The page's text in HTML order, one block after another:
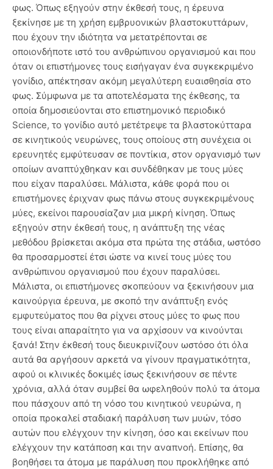
φως. Όπως εξηγούν στην έκθεσή τους, η έρευνα
ξεκίνησε με τη χρήση εμβρυονικών βλαστοκυττάρων,
που έχουν την ιδιότητα να μετατρέπονται σε
οποιονδήποτε ιστό του ανθρώπινου οργανισμού και που
όταν οι επιστήμονες τους εισήγαγαν ένα συγκεκριμένο
γονίδιο, απέκτησαν ακόμη μεγαλύτερη ευαισθησία στο
φως. Σύμφωνα με τα αποτελέσματα της έκθεσης, τα
οποία δημοσιεύονται στο επιστημονικό περιοδικό
Science, το γονίδιο αυτό μετέτρεψε τα βλαστοκύτταρα
σε κινητικούς νευρώνες, τους οποίους στη συνέχεια οι
ερευνητές εμφύτευσαν σε ποντίκια, στον οργανισμό των
οποίων αναπτύχθηκαν και συνδέθηκαν με τους μύες
που είχαν παραλύσει. Μάλιστα, κάθε φορά που οι
επιστήμονες έριχναν φως πάνω στους συγκεκριμένους
μύες, εκείνοι παρουσίαζαν μια μικρή κίνηση. Όπως
εξηγούν στην έκθεσή τους, η ανάπτυξη της νέας
μεθόδου βρίσκεται ακόμα στα πρώτα της στάδια, ωστόσο
θα προσαρμοστεί έτσι ώστε να κινεί τους μύες του
ανθρώπινου οργανισμού που έχουν παραλύσει.
Μάλιστα, οι επιστήμονες σκοπεύουν να ξεκινήσουν μια
καινούργια έρευνα, με σκοπό την ανάπτυξη ενός
εμφυτεύματος που θα ρίχνει στους μύες το φως που
τους είναι απαραίτητο για να αρχίσουν να κινούνται
ξανά! Στην έκθεσή τους διευκρινίζουν ωστόσο ότι όλα
αυτά θα αργήσουν αρκετά να γίνουν πραγματικότητα,
αφού οι κλινικές δοκιμές ίσως ξεκινήσουν σε πέντε
χρόνια, αλλά όταν συμβεί θα ωφεληθούν πολύ τα άτομα
που πάσχουν από τη νόσο του κινητικού νευρώνα, η
οποία προκαλεί σταδιακή παράλυση των μυών, τόσο
αυτών που ελέγχουν την κίνηση, όσο και εκείνων που
ελέγχουν την κατάποση και την αναπνοή. Επίσης, θα
βοηθήσει τα άτομα με παράλυση που προκλήθηκε από